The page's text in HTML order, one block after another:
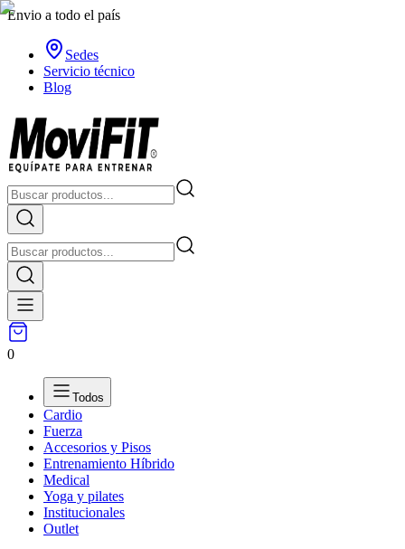
Envio a todo el país
Sedes
Servicio técnico
Blog
0
Todos
Cardio
Fuerza
Accesorios y Pisos
Entrenamiento Híbrido
Medical
Yoga y pilates
Institucionales
Outlet